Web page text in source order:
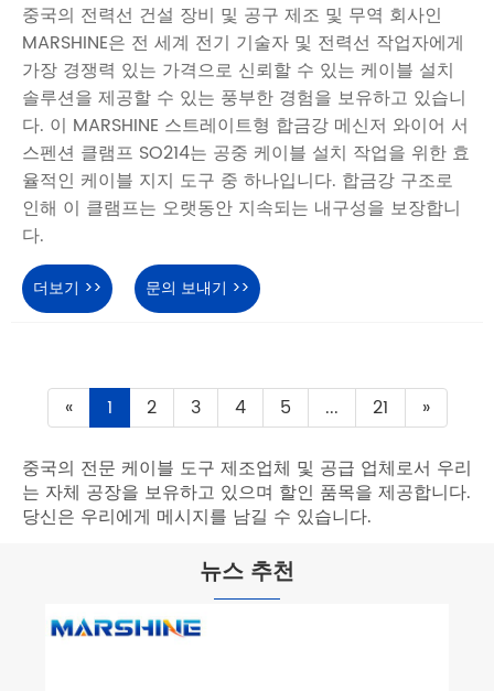
중국의 전력선 건설 장비 및 공구 제조 및 무역 회사인
MARSHINE은 전 세계 전기 기술자 및 전력선 작업자에게
가장 경쟁력 있는 가격으로 신뢰할 수 있는 케이블 설치
솔루션을 제공할 수 있는 풍부한 경험을 보유하고 있습니
다. 이 MARSHINE 스트레이트형 합금강 메신저 와이어 서
스펜션 클램프 SO214는 공중 케이블 설치 작업을 위한 효
율적인 케이블 지지 도구 중 하나입니다. 합금강 구조로
인해 이 클램프는 오랫동안 지속되는 내구성을 보장합니
다.
더보기 >> 문의 보내기 >>
« 1 2 3 4 5 ... 21 »
중국의 전문 케이블 도구 제조업체 및 공급 업체로서 우리
는 자체 공장을 보유하고 있으며 할인 품목을 제공합니다.
당신은 우리에게 메시지를 남길 수 있습니다.
뉴스 추천